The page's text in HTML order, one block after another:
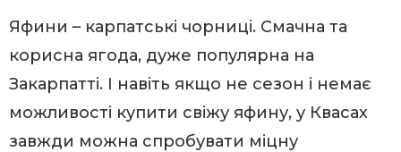
Яфини – карпатські чорниці. Смачна та
корисна ягода, дуже популярна на
Закарпатті. І навіть якщо не сезон і немає
можливості купити свіжу яфину, у Квасах
завжди можна спробувати міцну